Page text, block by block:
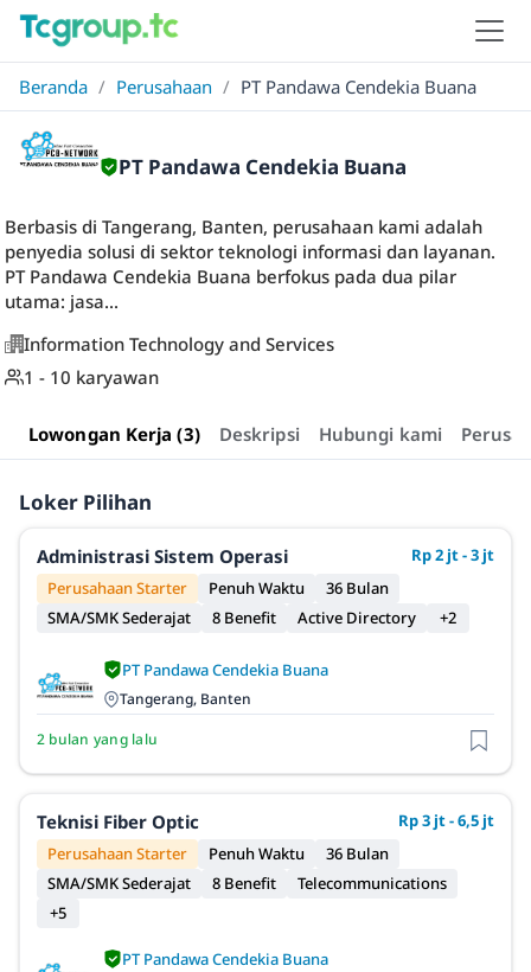
Beranda / Perusahaan / PT Pandawa Cendekia Buana
PT Pandawa Cendekia Buana
Berbasis di Tangerang, Banten, perusahaan kami adalah
penyedia solusi di sektor teknologi informasi dan layanan.
PT Pandawa Cendekia Buana berfokus pada dua pilar
utama: jasa...
Information Technology and Services
1 - 10 karyawan
Lowongan Kerja (3) Deskripsi Hubungi kami
Loker Pilihan
Administrasi Sistem Operasi
Rp 2 jt - 3 jt
Perusahaan Starter
Penuh Waktu
36 Bulan
SMA/SMK Sederajat
8 Benefit Active Directory +2
PT Pandawa Cendekia Buana
Tangerang, Banten
2 bulan yang lalu
Teknisi Fiber Optic
Rp 3 jt - 6,5 jt
Perusahaan Starter
Penuh Waktu
36 Bulan
SMA/SMK Sederajat
8 Benefit
Telecommunications
+5
PT Pandawa Cendekia Buana